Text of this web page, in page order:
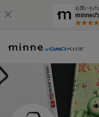
お買いも
minne